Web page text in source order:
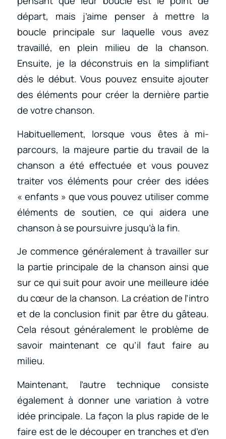
départ, mais j’aime penser à mettre la
boucle principale sur laquelle vous avez
travaillé, en plein milieu de la chanson.
Ensuite, je la déconstruis en la simplifiant
dès le début. Vous pouvez ensuite ajouter
des éléments pour créer la dernière partie
de votre chanson.
Habituellement, lorsque vous êtes à mi-
parcours, la majeure partie du travail de la
chanson a été effectuée et vous pouvez
traiter vos éléments pour créer des idées
« enfants » que vous pouvez utiliser comme
éléments de soutien, ce qui aidera une
chanson à se poursuivre jusqu’à la fin.
Je commence généralement à travailler sur
la partie principale de la chanson ainsi que
sur ce qui suit pour avoir une meilleure idée
du cœur de la chanson. La création de l’intro
et de la conclusion finit par être du gâteau.
Cela résout généralement le problème de
savoir maintenant ce qu’il faut faire au
milieu.
Maintenant, l’autre technique consiste
également à donner une variation à votre
idée principale. La façon la plus rapide de le
faire est de le découper en tranches et d’en